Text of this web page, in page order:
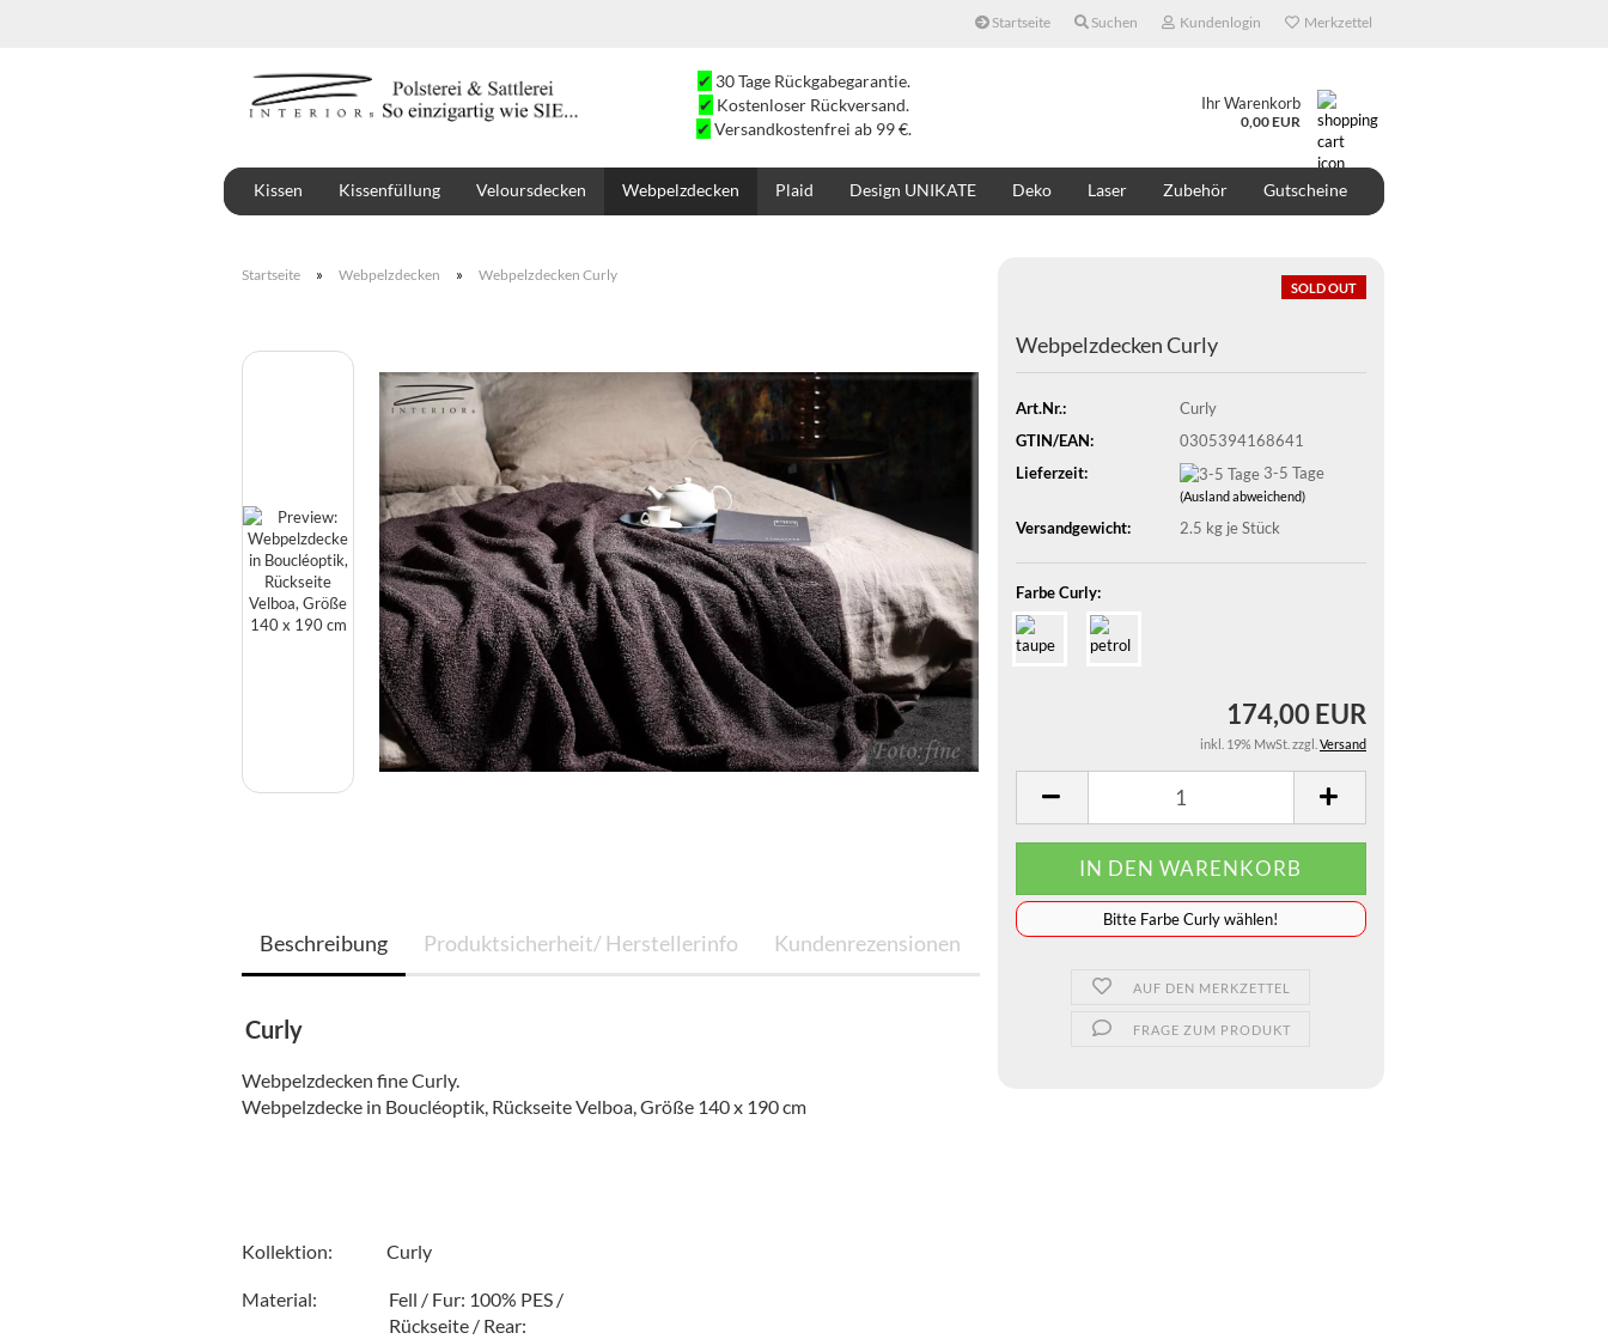
Startseite Suchen Kundenlogin Merkzettel
✔ 30 Tage Rückgabegarantie.
✔ Kostenloser Rückversand.
✔ Versandkostenfrei ab 99 €.
Ihr Warenkorb
0,00 EUR
Kissen Kissenfüllung Veloursdecken Webpelzdecken Plaid Design UNIKATE Deko Laser Zubehör Gutscheine
Startseite » Webpelzdecken » Webpelzdecken Curly
SOLD OUT
Webpelzdecken Curly
Art.Nr.:
Curly
GTIN/EAN:
0305394168641
Lieferzeit:
3-5 Tage
(Ausland abweichend)
Versandgewicht: 2.5 kg je Stück
Farbe Curly:
174,00 EUR
inkl. 19% MwSt. zzgl. Versand
️️️️️Bitte Farbe Curly wählen!
AUF DEN MERKZETTEL
FRAGE ZUM PRODUKT
Beschreibung Produktsicherheit/ Herstellerinfo Kundenrezensionen
Curly
Webpelzdecken fine Curly.
Webpelzdecke in Boucléoptik, Rückseite Velboa, Größe 140 x 190 cm
Kollektion: Curly
Material: Fell / Fur: 100% PES /
Rückseite / Rear: